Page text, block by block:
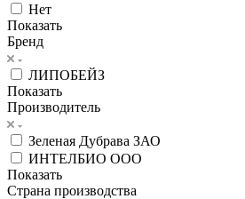
Нет
Показать
Бренд
ЛИПОБЕЙЗ
Показать
Производитель
Зеленая Дубрава ЗАО
ИНТЕЛБИО ООО
Показать
Страна производства